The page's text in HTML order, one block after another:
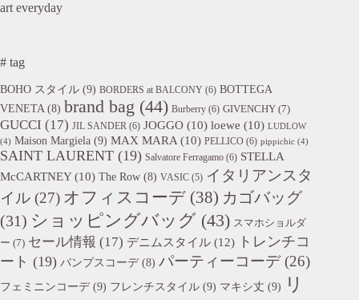
art everyday
# tag
BOHO スタイル (9) BORDERS at BALCONY (6) BOTTEGA
VENETA(8) brand bag (44) Burberry (6) GIVENCHY (7)
GUCCI (17) JIL SANDER (6) JOGGO (10) loewe (10) LUDLOW
(4) Maison Margiela (9) MAX MARA (10) PELLICO (6) pippichic (4)
SAINT LAURENT (19) Salvatore Ferragamo (6) STELLA
McCARTNEY(10) The Row (8) VASIC (5) イタリアンスタ
イル (27) オフィスコーデ (38) カゴバッグ
(31) ショッピングバッグ (43) スマホショルダ
ー (7) セール情報 (17) デニムスタイル (12)
トレンチコ
ート (19) パンプスコーデ(8) パーティーコーデ(26)
フェミニンコーデ(9) フレンチスタイル (9) マキシ丈 (9)
リ